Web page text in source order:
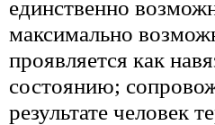
единственно
максимально
проявляется как
состоянию;
результате человек